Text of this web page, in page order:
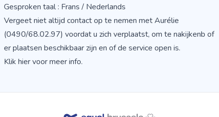
Gesproken taal : Frans / Nederlands
Vergeet niet altijd contact op te nemen met Aurélie
(0490/68.02.97) voordat u zich verplaatst, om te nakijkenb of
er plaatsen beschikbaar zijn en of de service open is.
Klik hier voor meer info.